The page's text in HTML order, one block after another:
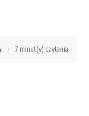
7 minut(y) czytania